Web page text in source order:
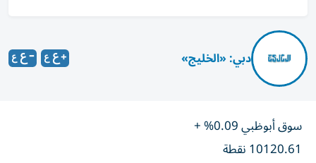
دبي: «الخليج»
سوق أبوظبي 0.09% +
10120.61 نقطة